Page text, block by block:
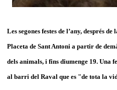
Les segones festes de l’any, després
Placeta de Sant Antoni a partir de
dels animals, i fins diumenge 19. Una
al barri del Raval que es "de tota la